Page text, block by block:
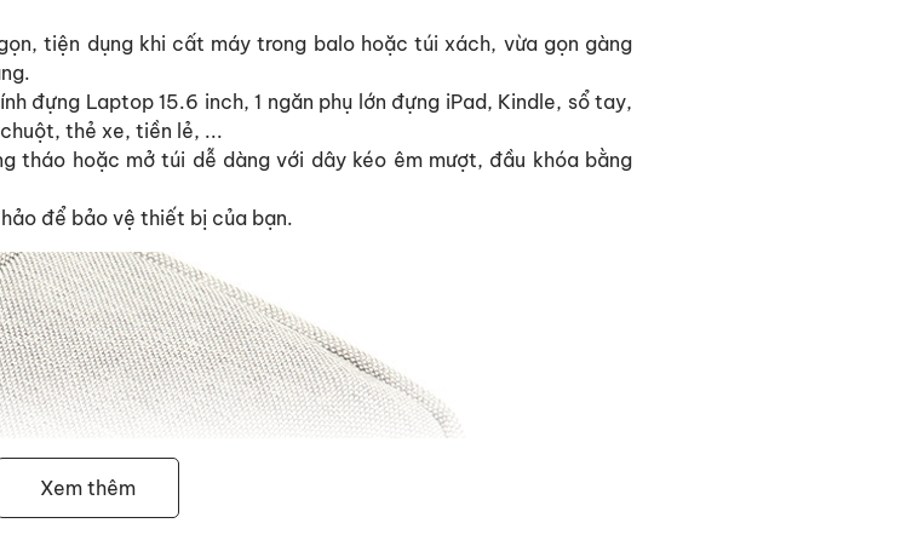
tiện dụng khi cất máy trong balo hoặc túi xách, vừa gọn gàng
đựng Laptop 15.6 inch, 1 ngăn phụ lớn đựng iPad, Kindle, sổ tay,
thẻ xe, tiền lẻ, ...
tháo hoặc mở túi dễ dàng với dây kéo êm mượt, đầu khóa bằng
hảo để bảo vệ thiết bị của bạn.
Xem thêm